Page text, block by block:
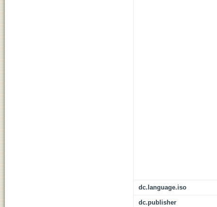
dc.language.iso
dc.publisher